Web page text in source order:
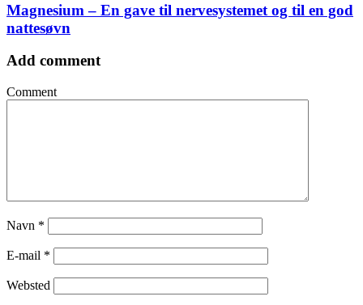
Magnesium – En gave til nervesystemet og til en god
nattesøvn
Add comment
Comment
Navn *
E-mail *
Websted